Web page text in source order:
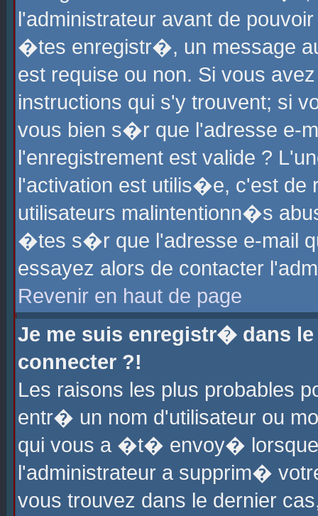
l'administrateur avant de
�tes enregistr�, un message
est requise ou non. Si vous
instructions qui s'y trouvent; si
vous bien s�r que l'adresse e-
l'enregistrement est valide ?
l'activation est utilis�e, c'est
utilisateurs malintentionn�s
�tes s�r que l'adresse e-mail
essayez alors de contacter
Revenir en haut de page
Je me suis enregistr� dans
connecter ?!
Les raisons les plus probables
entr� un nom d'utilisateur ou
qui vous a �t� envoy�
l'administrateur a supprim�
vous trouvez dans le dernier